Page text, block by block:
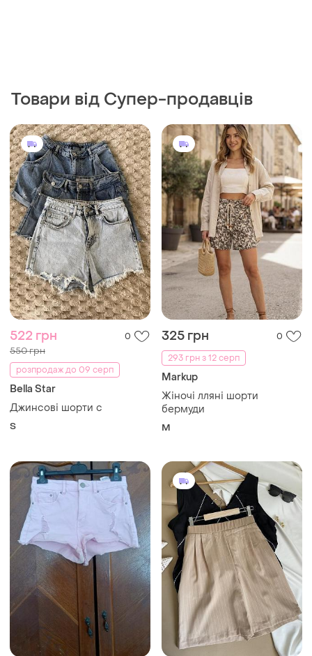
Товари від Супер-продавців
522 грн 0
550 грн
розпродаж до 09 серп
Bella Star
Джинсові шорти с
S
325 грн
0
293 грн з 12 серп
Markup
Жіночі лляні шорти
бермуди
M